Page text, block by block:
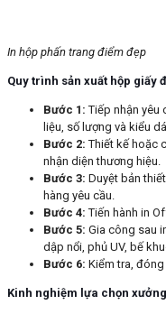
In hộp phấn trang điểm đẹp
Quy trình sản xuất hộp giấy
Bước 1: Tiếp nhận yêu
liệu, số lượng và kiểu
Bước 2: Thiết kế hoặc
nhận diện thương hiệu.
Bước 3: Duyệt bản
hàng yêu cầu.
Bước 4: Tiến hành in
Bước 5: Gia công sau
dập nổi, phủ UV, bế
Bước 6: Kiểm tra,
Kinh nghiệm lựa chọn